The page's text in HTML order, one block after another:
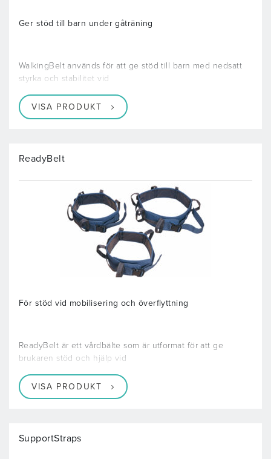
Ger stöd till barn under gåträning
WalkingBelt används för att ge stöd till barn med nedsatt
styrka och stabilitet vid
VISA PRODUKT
ReadyBelt
För stöd vid mobilisering och överflyttning
ReadyBelt är ett vårdbälte som är utformat för att ge
brukaren stöd och hjälp vid
VISA PRODUKT
SupportStraps